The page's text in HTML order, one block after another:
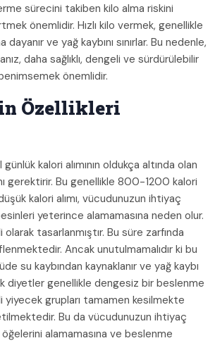
sürecini takiben kilo alma riskini
önemlidir. Hızlı kilo vermek, genellikle
ve yağ kaybını sınırlar. Bu nedenle,
daha sağlıklı, dengeli ve sürdürülebilir
önemlidir.
Özellikleri
kalori alımının oldukça altında olan
gerektirir. Bu genellikle 800-1200 kalori
kalori alımı, vücudunuzun ihtiyaç
yeterince alamamasına neden olur.
olarak tasarlanmıştır. Bu süre zarfında
Ancak unutulmamalıdır ki bu
su kaybından kaynaklanır ve yağ kaybı
diyetler genellikle dengesiz bir beslenme
yiyecek grupları tamamen kesilmekte
Bu da vücudunuzun ihtiyaç
alamamasına ve beslenme